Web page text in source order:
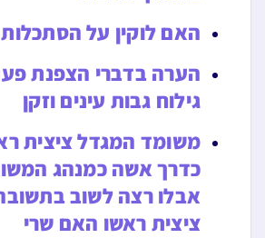
האם לוקין על
הערה בדברי הצפנת
גילוח גבות עינים וזקן
משומד המגדל ציצית
כדרך אשה כמנהג
אבלו רצה לשוב
ציצית ראשו האם שרי